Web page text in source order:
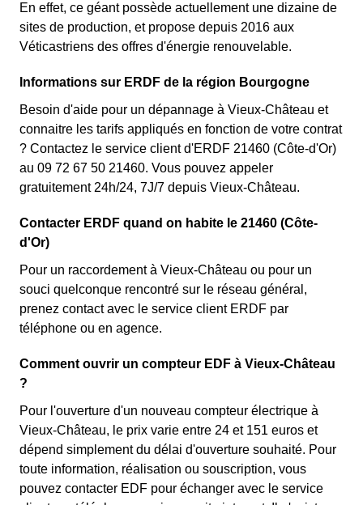
En effet, ce géant possède actuellement une dizaine de
sites de production, et propose depuis 2016 aux
Véticastriens des offres d'énergie renouvelable.
Informations sur ERDF de la région Bourgogne
Besoin d'aide pour un dépannage à Vieux-Château et
connaitre les tarifs appliqués en fonction de votre contrat
? Contactez le service client d'ERDF 21460 (Côte-d'Or)
au 09 72 67 50 21460. Vous pouvez appeler
gratuitement 24h/24, 7J/7 depuis Vieux-Château.
Contacter ERDF quand on habite le 21460 (Côte-
d'Or)
Pour un raccordement à Vieux-Château ou pour un
souci quelconque rencontré sur le réseau général,
prenez contact avec le service client ERDF par
téléphone ou en agence.
Comment ouvrir un compteur EDF à Vieux-Château
?
Pour l'ouverture d'un nouveau compteur électrique à
Vieux-Château, le prix varie entre 24 et 151 euros et
dépend simplement du délai d'ouverture souhaité. Pour
toute information, réalisation ou souscription, vous
pouvez contacter EDF pour échanger avec le service